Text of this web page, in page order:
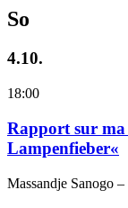
So
4.10.
18:00
Rapport sur ma
Lampenfieber«
Massandje Sanogo